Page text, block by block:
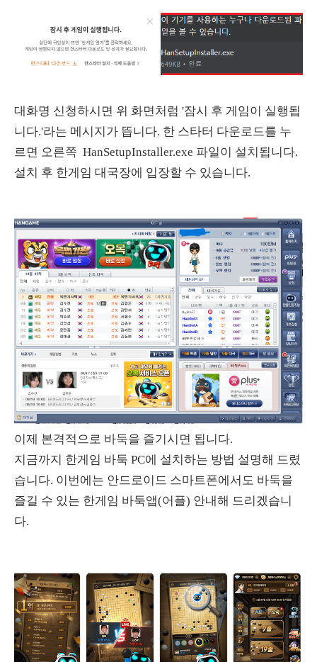
대화명 신청하시면 위 화면처럼 '잠시 후 게임이 실행됩
니다.'라는 메시지가 뜹니다. 한 스타터 다운로드를 누
르면 오른쪽 HanSetupInstaller.exe 파일이 설치됩니다.
설치 후 한게임 대국장에 입장할 수 있습니다.
이제 본격적으로 바둑을 즐기시면 됩니다.
지금까지 한게임 바둑 PC에 설치하는 방법 설명해 드렸
습니다. 이번에는 안드로이드 스마트폰에서도 바둑을
즐길 수 있는 한게임 바둑앱(어플) 안내해 드리겠습니
다.